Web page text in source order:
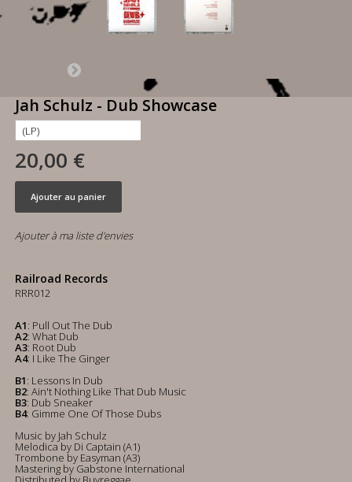
Jah Schulz - Dub Showcase
20,00 €
Ajouter au panier
Ajouter à ma liste d'envies
Railroad Records
RRR012
A1: Pull Out The Dub
A2: What Dub
A3: Root Dub
A4: I Like The Ginger
B1: Lessons In Dub
B2: Ain't Nothing Like That Dub Music
B3: Dub Sneaker
B4: Gimme One Of Those Dubs
Music by Jah Schulz
Melodica by Di Captain (A1)
Trombone by Easyman (A3)
Mastering by Gabstone International